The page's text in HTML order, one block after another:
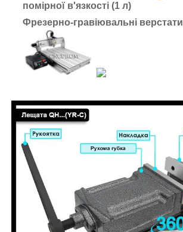
помірної в'язкості (1 л)
Фрезерно-гравіювальні верстати